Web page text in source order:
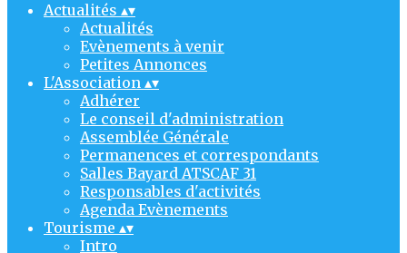
Actualités ▴▾
Actualités
Evènements à venir
Petites Annonces
L'Association ▴▾
Adhérer
Le conseil d'administration
Assemblée Générale
Permanences et correspondants
Salles Bayard ATSCAF 31
Responsables d'activités
Agenda Evènements
Tourisme ▴▾
Intro